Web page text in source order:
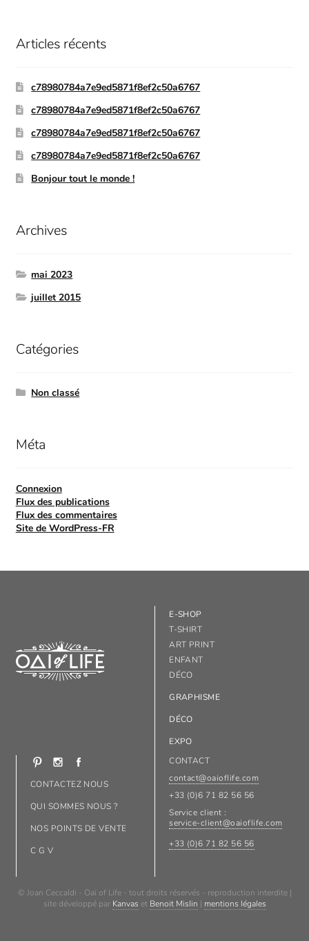
Articles récents
c78980784a7e9ed5871f8ef2c50a6767
c78980784a7e9ed5871f8ef2c50a6767
c78980784a7e9ed5871f8ef2c50a6767
c78980784a7e9ed5871f8ef2c50a6767
Bonjour tout le monde !
Archives
mai 2023
juillet 2015
Catégories
Non classé
Méta
Connexion
Flux des publications
Flux des commentaires
Site de WordPress-FR
E-SHOP
T-SHIRT
ART PRINT
ENFANT
DÉCO
GRAPHISME
DÉCO
EXPO
CONTACTEZ NOUS
QUI SOMMES NOUS ?
NOS POINTS DE VENTE
C G V
CONTACT
contact@oaioflife.com
+33 (0)6 71 82 56 56
Service client :
service-client@oaioflife.com
+33 (0)6 71 82 56 56
© Joan Ceccaldi - Oaï of Life - tout droits réservés - reproduction interdite |
site développé par Kanvas et Benoit Mislin | mentions légales